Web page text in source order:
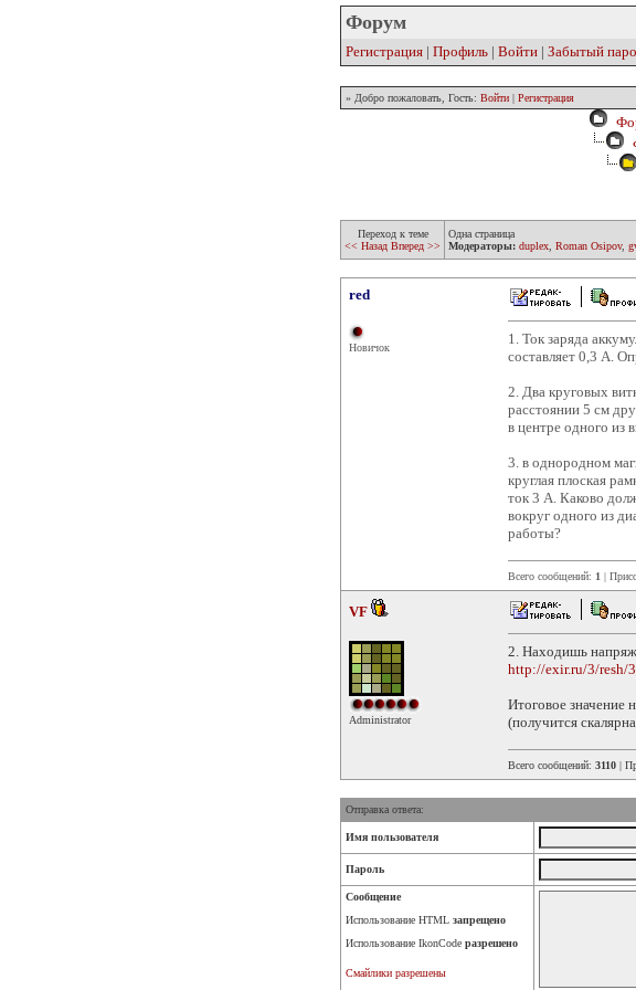
Форум
Регистрация | Профиль | Войти | Забытый
» Добро пожаловать, Гость: Войти | Регистрация
Переход к теме
<< Назад Вперед >>
Одна страница
Модераторы: duplex Roman Osipov,
red
Новичок
1. Ток заряда
составляет 0,3 А.
2. Два круговых
расстоянии 5 см
в центре одного из
3. в однородном
круглая плоская
ток 3 А. Каково
вокруг одного из
работы?
Всего сообщений: 1 |
VF
Administrator
2. Находишь
http://exir.ru/3/resh/
Итоговое значение
(получится
Всего сообщений: 3110 |
Отправка ответа:
Имя пользователя
Пароль
Сообщение
Использование HTML запрещено
Использование IkonCode разрешено
Смайлики разрешены